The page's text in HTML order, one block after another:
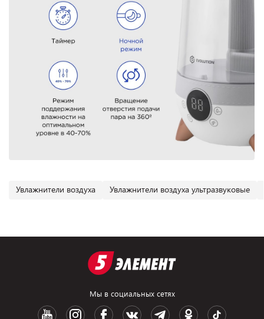
Увлажнители воздуха Увлажнители воздуха ультразвуковые
Мы в социальных сетях